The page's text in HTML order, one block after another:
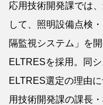
応用技術開発課では
して、照明設備点検
隔監視システム」を
ELTRESを採用。同
ELTRES選定の理由
用技術開発課の課長